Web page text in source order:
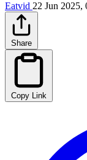
Eatvid 22 Jun 2025,
Share
Copy Link